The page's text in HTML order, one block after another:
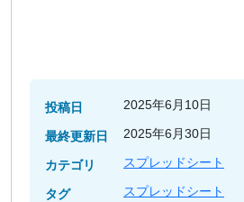
投稿日 2025年6月10日
最終更新日 2025年6月30日
カテゴリ スプレッドシート
タグ スプレッドシート